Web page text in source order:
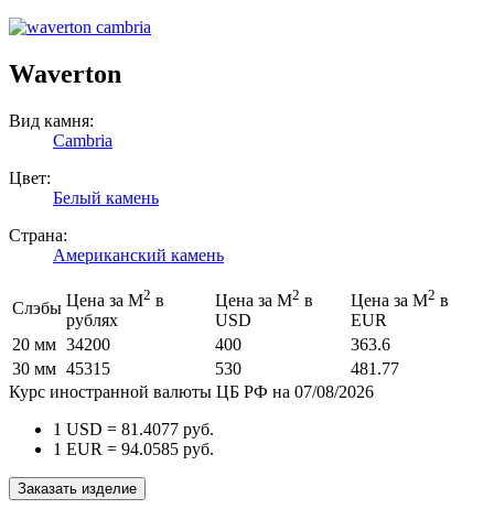
Waverton
Вид камня:
Cambria
Цвет:
Белый камень
Страна:
Американский камень
Слэбы Цена за М2 в
рублях
Цена за М2 в
USD
Цена за М2 в
EUR
20 мм 34200 400
363.6
30 мм 45315 530
481.77
Курс иностранной валюты ЦБ РФ на 07/08/2026
1 USD = 81.4077 руб.
1 EUR = 94.0585 руб.
Заказать изделие